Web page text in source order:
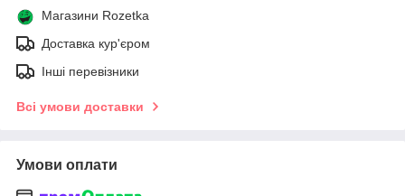
Магазини Rozetka
Доставка кур'єром
Інші перевізники
Всі умови доставки
Умови оплати